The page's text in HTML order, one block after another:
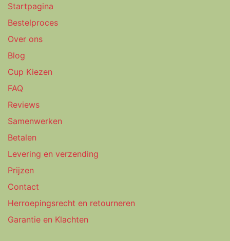
Startpagina
Bestelproces
Over ons
Blog
Cup Kiezen
FAQ
Reviews
Samenwerken
Betalen
Levering en verzending
Prijzen
Contact
Herroepingsrecht en retourneren
Garantie en Klachten